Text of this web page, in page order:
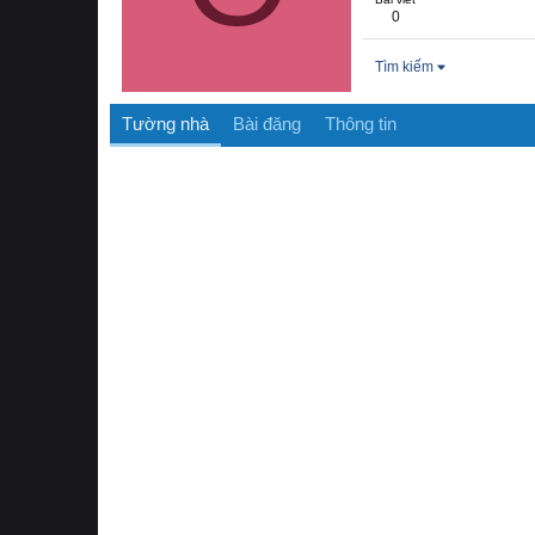
0
Tìm kiếm
Tường nhà Bài đăng Thông tin